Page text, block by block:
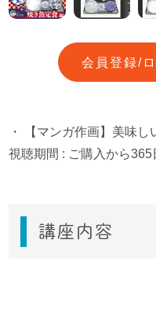
会員登録/
・
【マンガ作画】美味し
視聴期間 : ご購入から365
講座内容